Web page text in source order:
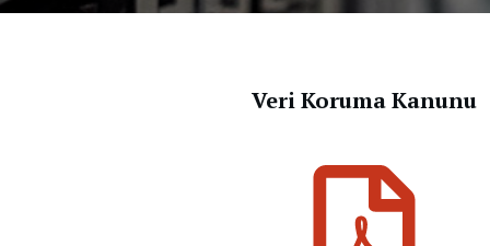
Veri Koruma Kanunu